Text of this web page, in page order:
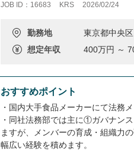
JOB ID：16683 KRS 2026/02/24
勤務地
東京都中央区
想定年収
400万円 ～
おすすめポイント
・国内大手食品メーカーにて法務
・同社法務部では主に①ガバナン
ますが、メンバーの育成・組織力
幅広い経験を積めます。